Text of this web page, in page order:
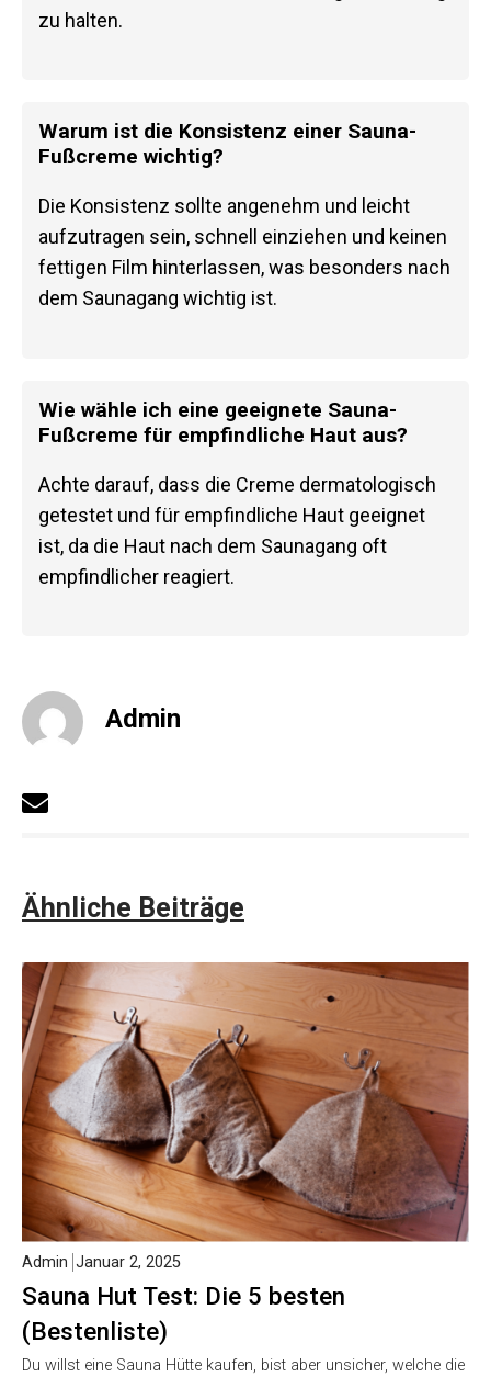
zu halten.
Warum ist die Konsistenz einer Sauna-
Fußcreme wichtig?
Die Konsistenz sollte angenehm und leicht
aufzutragen sein, schnell einziehen und keinen
fettigen Film hinterlassen, was besonders nach
dem Saunagang wichtig ist.
Wie wähle ich eine geeignete Sauna-
Fußcreme für empfindliche Haut aus?
Achte darauf, dass die Creme dermatologisch
getestet und für empfindliche Haut geeignet
ist, da die Haut nach dem Saunagang oft
empfindlicher reagiert.
Admin
Ähnliche Beiträge
Sauna Hut Test: Die 5 besten
(Bestenliste)
Admin Januar 2, 2025
Du willst eine Sauna Hütte kaufen, bist aber unsicher, welche die